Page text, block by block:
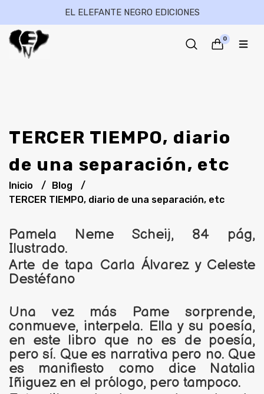
EL ELEFANTE NEGRO EDICIONES
0
TERCER TIEMPO, diario
de una separación, etc
Inicio
Blog
TERCER TIEMPO, diario de una separación, etc
Pamela Neme Scheij, 84 pág,
Ilustrado.
Arte de tapa Carla Álvarez y Celeste
Destéfano
Una vez más Pame sorprende,
conmueve, interpela. Ella y su poesía,
en este libro que no es de poesía,
pero sí. Que es narrativa pero no. Que
es manifiesto como dice Natalia
Iñiguez en el prólogo, pero tampoco.